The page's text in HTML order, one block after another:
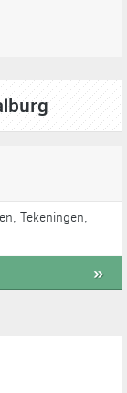
Tekeningen,
»